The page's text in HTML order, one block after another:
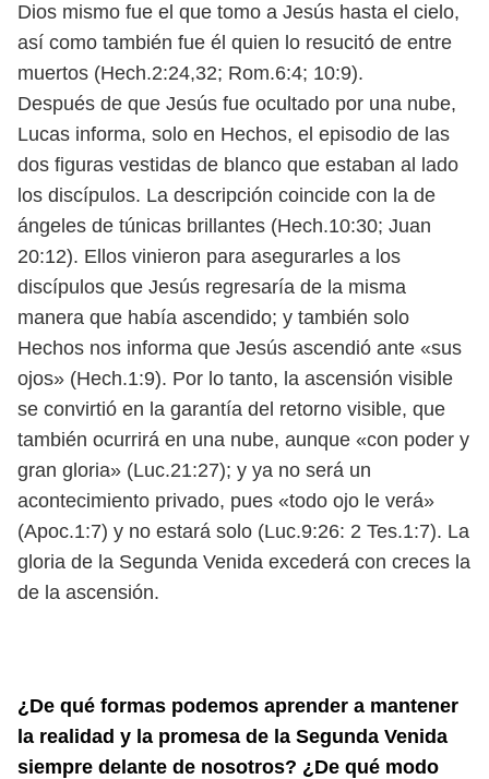
Dios mismo fue el que tomo a Jesús hasta el cielo,
así como también fue él quien lo resucitó de entre
muertos (Hech.2:24,32; Rom.6:4; 10:9).
Después de que Jesús fue ocultado por una nube,
Lucas informa, solo en Hechos, el episodio de las
dos figuras vestidas de blanco que estaban al lado
los discípulos. La descripción coincide con la de
ángeles de túnicas brillantes (Hech.10:30; Juan
20:12). Ellos vinieron para asegurarles a los
discípulos que Jesús regresaría de la misma
manera que había ascendido; y también solo
Hechos nos informa que Jesús ascendió ante «sus
ojos» (Hech.1:9). Por lo tanto, la ascensión visible
se convirtió en la garantía del retorno visible, que
también ocurrirá en una nube, aunque «con poder y
gran gloria» (Luc.21:27); y ya no será un
acontecimiento privado, pues «todo ojo le verá»
(Apoc.1:7) y no estará solo (Luc.9:26: 2 Tes.1:7). La
gloria de la Segunda Venida excederá con creces la
de la ascensión.
¿De qué formas podemos aprender a mantener
la realidad y la promesa de la Segunda Venida
siempre delante de nosotros? ¿De qué modo